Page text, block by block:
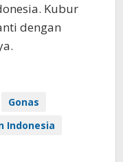
Kubur
dengan
Gonas
Indonesia